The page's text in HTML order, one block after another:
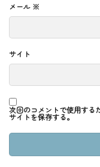
メール ※
サイト
次回のコメントで使用する
サイトを保存する。